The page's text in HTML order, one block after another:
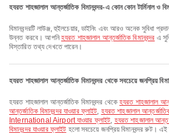
হযরত শাহজালাল আন্তর্জাতিক বিমানবন্দর-এ কোন কোন টার্মিনাল ও
বিমানবন্দরটি লাউঞ্জ, হুইলচেয়ার, ডাইনিং এবং আরও অনেক সুবিধা প্রদান করে, যা আপনার ভ্রমণের অভিজ্ঞতা
উন্নত করবে। আপনিহযরত শাহজালাল আন্তর্জাতিক বিমানবন্দর এ
বিস্তারিত তথ্য দেখতে পারেন।
হযরত শাহজালাল আন্তর্জাতিক বিমানবন্দর থেকে সবচেয়ে জনপ্রিয়
হযরত শাহজালাল আন্তর্জাতিক বিমানবন্দর থেকেহযরত শাহজালাল
আন্তর্জাতিক বিমানবন্দর যাওয়ার ফ্লাইট, হযরত শাহজালাল
International Airport যাওয়ার ফ্লাইট, হযরত শাহজালাল
বিমানবন্দর যাওয়ার ফ্লাইট হলো সবচেয়ে জনপ্রিয় বিমানবন্দর রুট।